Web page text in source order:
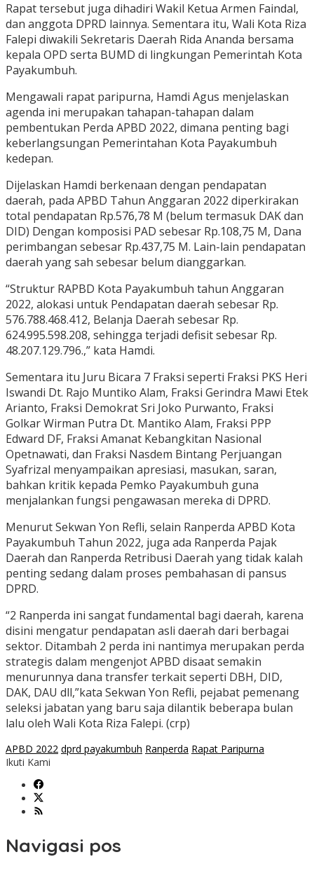
Rapat tersebut juga dihadiri Wakil Ketua Armen Faindal,
dan anggota DPRD lainnya. Sementara itu, Wali Kota Riza
Falepi diwakili Sekretaris Daerah Rida Ananda bersama
kepala OPD serta BUMD di lingkungan Pemerintah Kota
Payakumbuh.
Mengawali rapat paripurna, Hamdi Agus menjelaskan
agenda ini merupakan tahapan-tahapan dalam
pembentukan Perda APBD 2022, dimana penting bagi
keberlangsungan Pemerintahan Kota Payakumbuh
kedepan.
Dijelaskan Hamdi berkenaan dengan pendapatan
daerah, pada APBD Tahun Anggaran 2022 diperkirakan
total pendapatan Rp.576,78 M (belum termasuk DAK dan
DID) Dengan komposisi PAD sebesar Rp.108,75 M, Dana
perimbangan sebesar Rp.437,75 M. Lain-lain pendapatan
daerah yang sah sebesar belum dianggarkan.
“Struktur RAPBD Kota Payakumbuh tahun Anggaran
2022, alokasi untuk Pendapatan daerah sebesar Rp.
576.788.468.412, Belanja Daerah sebesar Rp.
624.995.598.208, sehingga terjadi defisit sebesar Rp.
48.207.129.796.,” kata Hamdi.
Sementara itu Juru Bicara 7 Fraksi seperti Fraksi PKS Heri
Iswandi Dt. Rajo Muntiko Alam, Fraksi Gerindra Mawi Etek
Arianto, Fraksi Demokrat Sri Joko Purwanto, Fraksi
Golkar Wirman Putra Dt. Mantiko Alam, Fraksi PPP
Edward DF, Fraksi Amanat Kebangkitan Nasional
Opetnawati, dan Fraksi Nasdem Bintang Perjuangan
Syafrizal menyampaikan apresiasi, masukan, saran,
bahkan kritik kepada Pemko Payakumbuh guna
menjalankan fungsi pengawasan mereka di DPRD.
Menurut Sekwan Yon Refli, selain Ranperda APBD Kota
Payakumbuh Tahun 2022, juga ada Ranperda Pajak
Daerah dan Ranperda Retribusi Daerah yang tidak kalah
penting sedang dalam proses pembahasan di pansus
DPRD.
“2 Ranperda ini sangat fundamental bagi daerah, karena
disini mengatur pendapatan asli daerah dari berbagai
sektor. Ditambah 2 perda ini nantimya merupakan perda
strategis dalam mengenjot APBD disaat semakin
menurunnya dana transfer terkait seperti DBH, DID,
DAK, DAU dll,”kata Sekwan Yon Refli, pejabat pemenang
seleksi jabatan yang baru saja dilantik beberapa bulan
lalu oleh Wali Kota Riza Falepi. (crp)
APBD 2022 dprd payakumbuh Ranperda Rapat Paripurna
Ikuti Kami
Navigasi pos